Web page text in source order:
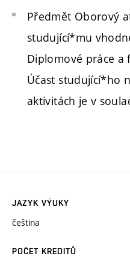
Předmět Oborový
studující*mu
Diplomové práce a
Účast studující*ho
aktivitách je v
JAZYK VÝUKY
čeština
POČET KREDITŮ